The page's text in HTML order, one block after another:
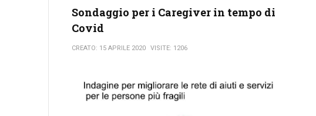
Sondaggio per i Caregiver in tempo di
Covid
CREATO: 15 APRILE 2020 VISITE: 1206